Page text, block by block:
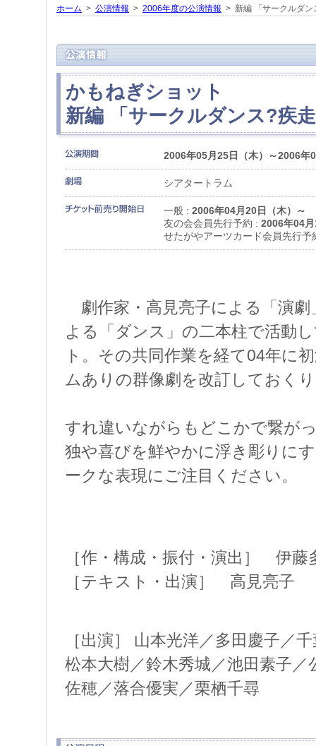
ホーム > 公演情報 > 2006年度の公演情報 > 新編 「サークルダン
かもねぎショット
新編 「サークルダンス?疾
2006年05月25日（木）～2006年
シアタートラム
一般 : 2006年04月20日（木）～
友の会会員先行予約 : 2006年04
せたがやアーツカード会員先行
劇作家・高見亮子による「演劇
よる「ダンス」の二本柱で活動
ト。その共同作業を経て04年に
ムありの群像劇を改訂しておく
すれ違いながらもどこかで繋が
独や喜びを鮮やかに浮き彫りに
ークな表現にご注目ください。
［作・構成・振付・演出］ 伊藤
［テキスト・出演］ 高見亮子
［出演］ 山本光洋／多田慶子／
松本大樹／鈴木秀城／池田素子
佐穂／落合優実／栗栖千尋